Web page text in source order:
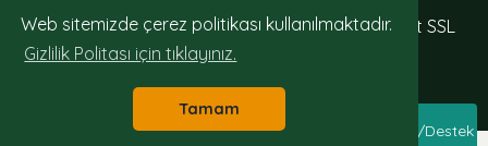
Web sitemizde çerez politikası kullanılmaktadır.
Gizlilik Politası için tıklayınız.
Tamam
Whatsapp Sipariş/Destek
© Tüm hakları saklıdır. Kredi kartı bilgileriniz 256bit SSL
sertifikası ile korunmaktadır.